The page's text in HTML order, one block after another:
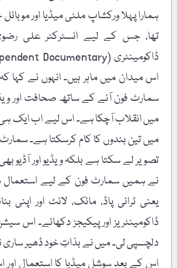
ہمارا پہلا ورکشاپ ملٹی میڈیا اور
تھا، جس کے لیے انسٹرکٹر علی
اس میدان میں ماہر ہیں۔ انہوں نے کہا
سمارٹ فون آنے کے ساتھ صحافت اور
میں انقلاب آچکا ہے۔ اس لیے اب ایک ہی
میں تین بندوں کا کام کرسکتا ہے۔
تصویر لے سکتا ہے بلکہ ویڈیو اور آڈیو
نے ہمیں سمارٹ فون کے لیے استعمال
یعنی ٹرائی پاڈ، مائک، لائٹ اور اپنی
ڈاکومینٹریز اور پیکیجز دکھائے۔ اس
دلچسپی لی۔ میں نے بذاتِ خود ڈھیر ساری
اس کے بعد سوشل میڈیا کا استعمال اور